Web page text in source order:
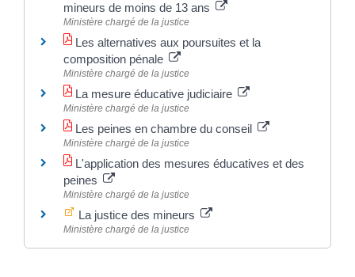
mineurs de moins de 13 ans
Ministère chargé de la justice
Les alternatives aux poursuites et la
composition pénale
Ministère chargé de la justice
La mesure éducative judiciaire
Ministère chargé de la justice
Les peines en chambre du conseil
Ministère chargé de la justice
L'application des mesures éducatives et des
peines
Ministère chargé de la justice
La justice des mineurs
Ministère chargé de la justice